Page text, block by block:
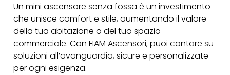
Un mini ascensore senza fossa è un investimento
che unisce comfort e stile, aumentando il valore
della tua abitazione o del tuo spazio
commerciale. Con FIAM Ascensori, puoi contare su
soluzioni all’avanguardia, sicure e personalizzate
per ogni esigenza.